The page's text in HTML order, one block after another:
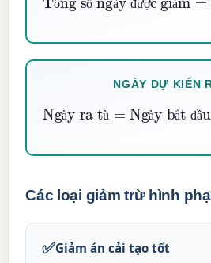
ổ ố à đư ợ ả
NGÀY DỰ KIẾN
à ù à ắ đầ
Ngày ra tù =Ngày bắt
Tổng số ngày− Tổng số
Các loại giảm trừ hình
✅Giảm án cải tạo tốt